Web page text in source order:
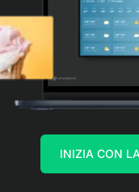
INIZIA CON